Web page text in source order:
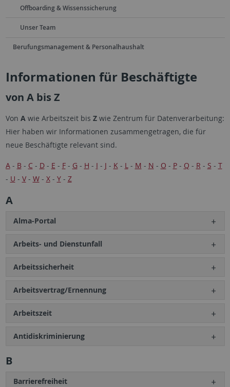
Offboarding & Wissenssicherung
Unser Team
Berufungsmanagement & Personalhaushalt
Informationen für Beschäftigte
von A bis Z
Von Awie Arbeitszeit bis Zwie Zentrum für Datenverarbeitung:
Hier haben wir Informationen zusammengetragen, die für
neue Beschäftigte relevant sind.
A- B- C - D- E - F- G - H - I - J - K- L- M - N - O - P- Q - R - S - T
- U - V- W- X- Y- Z
A
Alma-Portal
Arbeits- und Dienstunfall
Arbeitssicherheit
Arbeitsvertrag/Ernennung
Arbeitszeit
Antidiskriminierung
B
Barrierefreiheit